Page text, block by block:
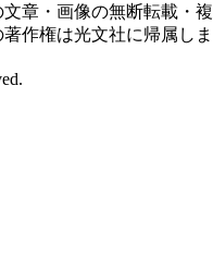
章・画像の無断転載・複
作権は光文社に帰属しま